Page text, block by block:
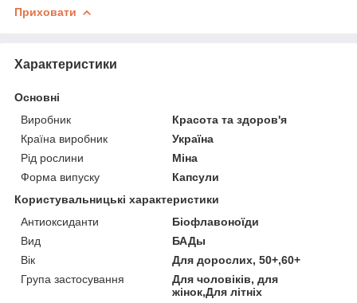
Приховати
Характеристики
Основні
Виробник
Красота та здоров'я
Країна виробник
Україна
Рід рослини
Міна
Форма випуску
Капсули
Користувальницькі характеристики
Антиоксиданти
Біофлавоноїди
Вид
БАДы
Вік
Для дорослих, 50+,60+
Група застосування
Для чоловіків, для
жінок,Для літніх